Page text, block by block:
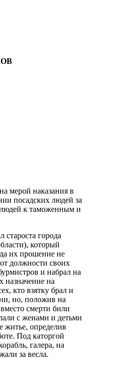
мерой наказания в
посадских людей за
к таможенным и
города
который
их прошение не
должности своих
и набрал на
назначение на
кто взятку брал и
но, положив на
смерти били
с женами и детьми
житье, определив
Под каторгой
галера, на
за весла.